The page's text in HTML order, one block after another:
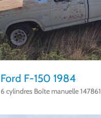
Ford F-150 1984
6 cylindres Boîte manuelle